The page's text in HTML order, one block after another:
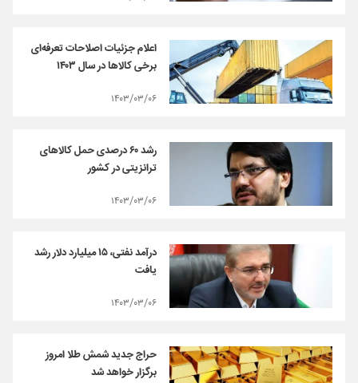
اعلام جزئیات اصلاحات تعرفه‌ای
برخی کالاها در سال ۱۴۰۳
۱۴۰۳/۰۳/۰۶
رشد ۶۰ درصدی حمل کالاهای
ترانزیتی در کشور
۱۴۰۳/۰۳/۰۶
درآمد نفتی، ۱۵ میلیارد دلار‌ رشد
یافت
۱۴۰۳/۰۳/۰۶
حراج جدید شمش طلا امروز
برگزار خواهد شد